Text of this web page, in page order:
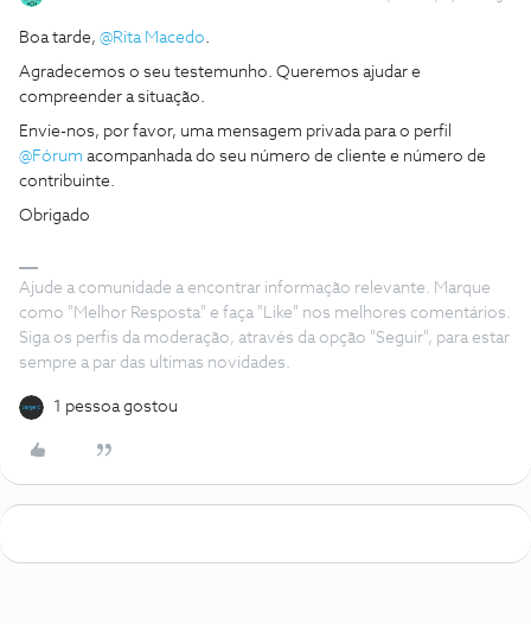
Boa tarde, @Rita Macedo.
Agradecemos o seu testemunho. Queremos ajudar e
compreender a situação.
Envie-nos, por favor, uma mensagem privada para o perfil
@Fórum acompanhada do seu número de cliente e número de
contribuinte.
Obrigado
Ajude a comunidade a encontrar informação relevante. Marque
como "Melhor Resposta" e faça "Like" nos melhores comentários.
Siga os perfis da moderação, através da opção "Seguir", para estar
sempre a par das ultimas novidades.
1 pessoa gostou